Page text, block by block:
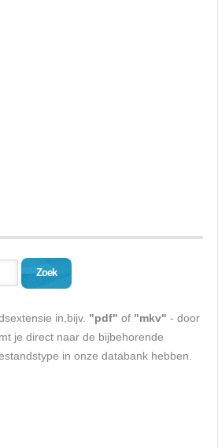
Zoek
in,bijv. "pdf" of "mkv" - door
je direct naar de bijbehorende
in onze databank hebben.